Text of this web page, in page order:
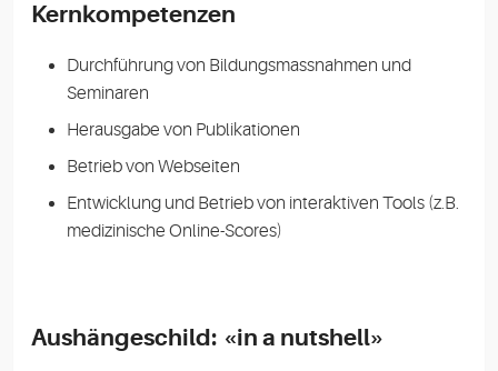
Kernkompetenzen
Durchführung von Bildungsmassnahmen und
Seminaren
Herausgabe von Publikationen
Betrieb von Webseiten
Entwicklung und Betrieb von interaktiven Tools (z.B.
medizinische Online-Scores)
Aushängeschild: «in a nutshell»